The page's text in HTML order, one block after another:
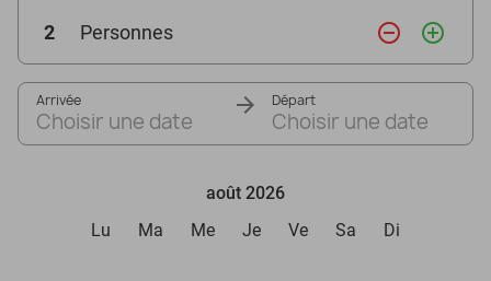
2 Personnes remove_circle_outline add_circle_outline
Arrivée
Choisir une date
Départ
Choisir une date
août 2026
Lu
Ma Me Je Ve Sa Di